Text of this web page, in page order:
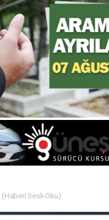
(Haberi Sesli Oku)